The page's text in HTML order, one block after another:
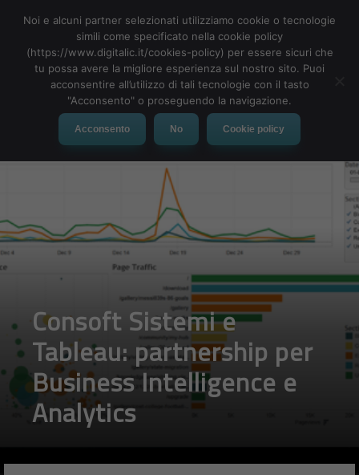
MENU
Consoft Sistemi e
Tableau: partnership per
Business Intelligence e
Analytics
Noi e alcuni partner selezionati utilizziamo cookie o tecnologie
simili come specificato nella cookie policy
(https://www.digitalic.it/cookies-policy) per essere sicuri che
tu possa avere la migliore esperienza sul nostro sito. Puoi
acconsentire all’utilizzo di tali tecnologie con il tasto
"Acconsento" o proseguendo la navigazione.
Acconsento No Cookie policy